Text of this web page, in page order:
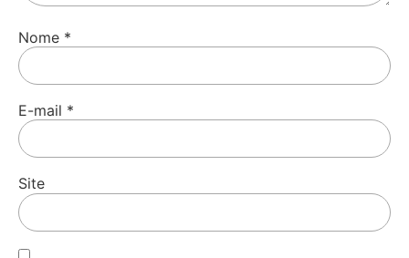
Nome *
E-mail *
Site